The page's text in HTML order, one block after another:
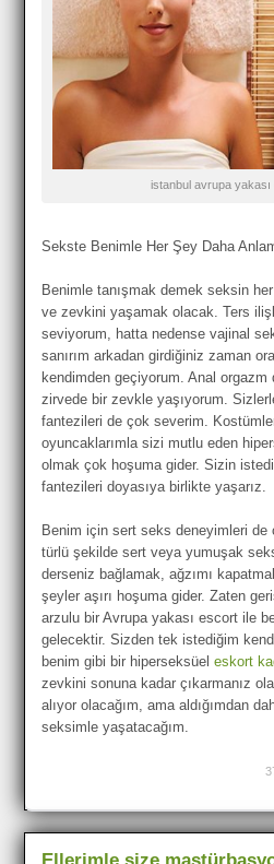
istanbul avrupa
Sekste Benimle Her Şey Daha
Benimle tanışmak demek seksin
ve zevkini yaşamak olacak. Ters
seviyorum, hatta nedense vajinal
sanırım arkadan girdiğiniz zaman
kendimden geçiyorum. Anal
zirvede bir zevkle yaşıyorum.
fantezileri de çok severim.
oyuncaklarımla sizi mutlu eden
olmak çok hoşuma gider. Sizin
fantezileri doyasıya birlikte yaşarız.
Benim için sert seks deneyimleri de
türlü şekilde sert veya yumuşak
derseniz bağlamak, ağzımı
şeyler aşırı hoşuma gider. Zaten
arzulu bir Avrupa yakası escort ile
gelecektir. Sizden tek istediğim
benim gibi bir hiperseksüeleskort
zevkini sonuna kadar çıkarmanız
alıyor olacağım, ama aldığımdan
seksimle yaşatacağım.